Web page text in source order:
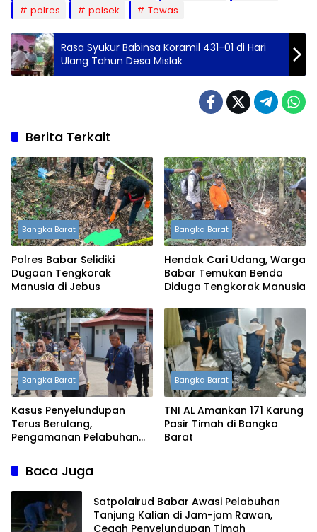
polres
polsek Tewas
Rasa Syukur Babinsa Koramil 431-01 di Hari
Ulang Tahun Desa Mislak
Berita Terkait
Bangka Barat
Polres Babar Selidiki
Dugaan Tengkorak
Manusia di Jebus
Bangka Barat
Hendak Cari Udang, Warga
Babar Temukan Benda
Diduga Tengkorak Manusia
Bangka Barat
Kasus Penyelundupan
Terus Berulang,
Pengamanan Pelabuhan
Diperketat
Bangka Barat
TNI AL Amankan 171 Karung
Pasir Timah di Bangka
Barat
Baca Juga
Satpolairud Babar Awasi Pelabuhan
Tanjung Kalian di Jam-jam Rawan,
Cegah Penyelundupan Timah